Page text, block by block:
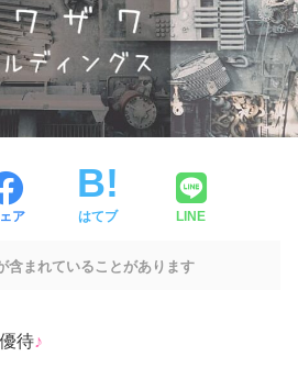
ア はてブ LINE
含まれていることがあります
待♪